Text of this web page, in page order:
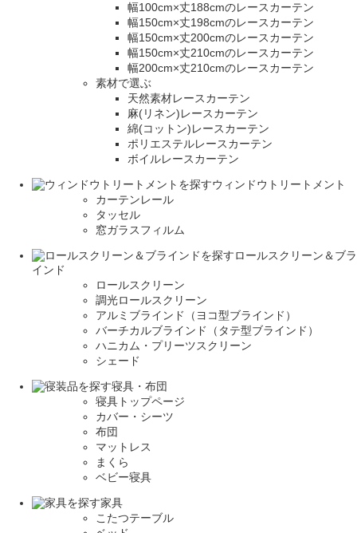
幅100cm×丈188cmのレースカーテン
幅150cm×丈198cmのレースカーテン
幅150cm×丈200cmのレースカーテン
幅150cm×丈210cmのレースカーテン
幅200cm×丈210cmのレースカーテン
素材で選ぶ
天然素材レースカーテン
麻(リネン)レースカーテン
綿(コットン)レースカーテン
ポリエステルレースカーテン
ボイルレースカーテン
ウィンドウトリートメント
カーテンレール
タッセル
窓ガラスフィルム
ロールスクリーン＆ブラ
インド
ロールスクリーン
調光ロールスクリーン
アルミブラインド（ヨコ型ブラインド）
バーチカルブラインド（タテ型ブラインド）
ハニカム・プリーツスクリーン
シェード
寝具・布団
寝具トップページ
カバー・シーツ
布団
マットレス
まくら
ベビー寝具
家具
こたつテーブル